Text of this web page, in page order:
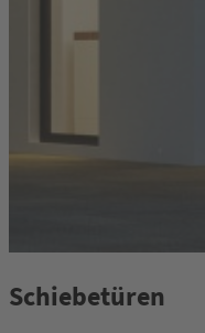
Schiebetüren